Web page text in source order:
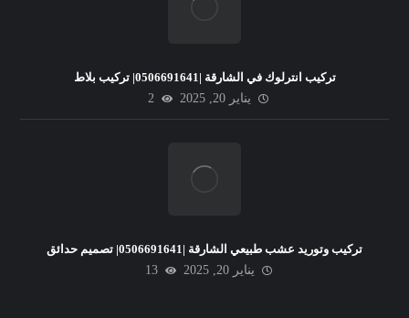
تركيب انترلوك في الشارقة |0506691641| تركيب بلاط
يناير 20, 2025
2
تركيب وتوريد عشب طبيعي الشارقة |0506691641| تصميم حدائق
يناير 20, 2025
13